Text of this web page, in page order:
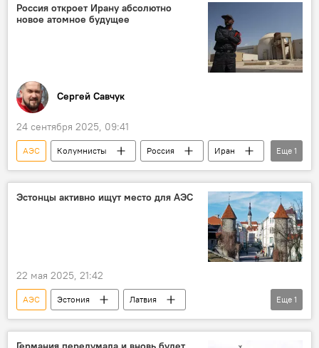
Россия откроет Ирану абсолютно
новое атомное будущее
Сергей Савчук
24 сентября 2025, 09:41
АЭС Колумнисты Россия
Иран
Росатом
Еще 1
Эстонцы активно ищут место для АЭС
22 мая 2025, 21:42
АЭС Эстония
Латвия
электроэнергия
Еще 1